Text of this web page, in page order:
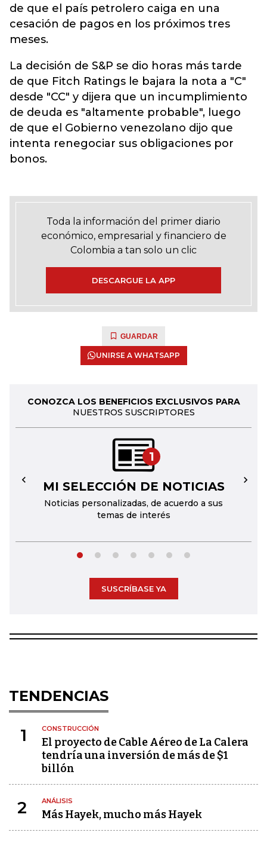
de que el país petrolero caiga en una
cesación de pagos en los próximos tres
meses.
La decisión de S&P se dio horas más tarde
de que Fitch Ratings le bajara la nota a "C"
desde "CC" y dijera que un incumplimiento
de deuda es "altamente probable", luego
de que el Gobierno venezolano dijo que
intenta renegociar sus obligaciones por
bonos.
Toda la información del primer diario
económico, empresarial y financiero de
Colombia a tan solo un clic
DESCARGUE LA APP
GUARDAR
UNIRSE A WHATSAPP
CONOZCA LOS BENEFICIOS EXCLUSIVOS PARA
NUESTROS SUSCRIPTORES
1
MI SELECCIÓN DE NOTICIAS
Noticias personalizadas, de acuerdo a sus
temas de interés
← →
SUSCRÍBASE YA
TENDENCIAS
1 CONSTRUCCIÓN
El proyecto de Cable Aéreo de La Calera
tendría una inversión de más de $1
billón
2 ANÁLISIS
Más Hayek, mucho más Hayek